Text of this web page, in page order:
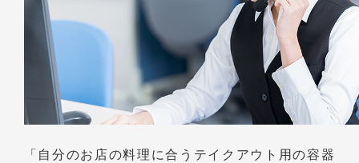
「自分のお店の料理に合うテイクアウト用の容器